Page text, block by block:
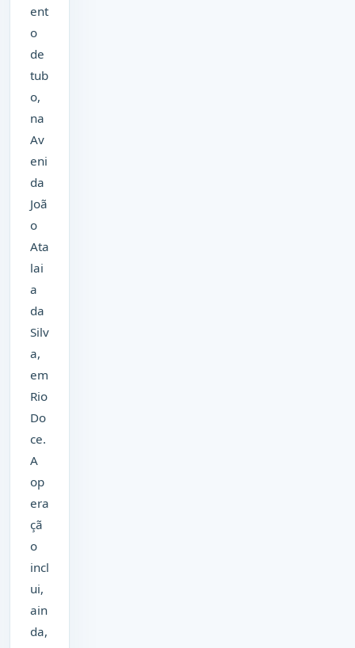
ent
o
de
tub
o,
na
Av
eni
da
Joã
o
Ata
lai
a
da
Silv
a,
em
Rio
Do
ce.
A
op
era
çã
o
incl
ui,
ain
da,